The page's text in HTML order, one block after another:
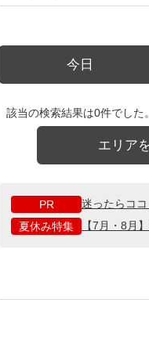
今日
該当の検索結果は0件でし
エリア
PR
迷ったらコ
夏休み特集
【7月・8月